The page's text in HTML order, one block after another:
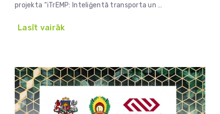
projekta “iTrEMP: Inteliģentā transporta un …
Lasīt vairāk